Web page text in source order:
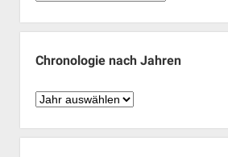
Monaten
Chronologie nach Jahren
Chronologie
Jahren